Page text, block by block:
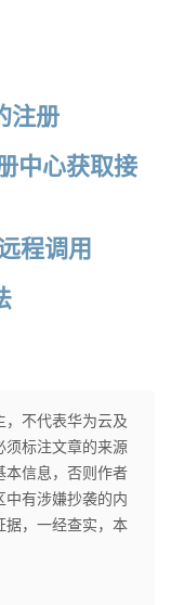
注册
中心获取接
程调用
，不代表华为云及
须标注文章的来源
本信息，否则作者
中有涉嫌抄袭的内
据，一经查实，本